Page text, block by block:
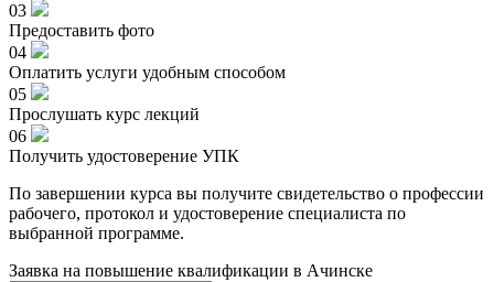
03
Предоставить фото
04
Оплатить услуги удобным способом
05
Прослушать курс лекций
06
Получить удостоверение УПК
По завершении курса вы получите свидетельство о профессии
рабочего, протокол и удостоверение специалиста по
выбранной программе.
Заявка на повышение квалификации в Ачинске